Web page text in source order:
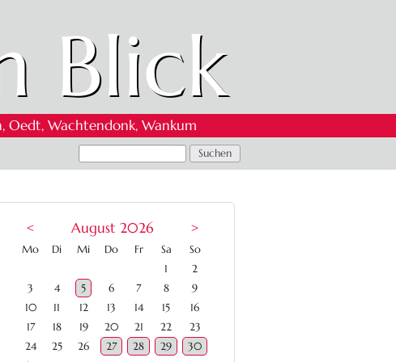
Blick
Oedt, Wachtendonk, Wankum
< August 2026 >
Montag
Dienstag
Mittwoch
Donnerstag
FreitagSamstag
Sonntag
1
2
3
4 5 6 7 8
9
10
11 12 13 14 15
16
17
18 19 20 21 22
23
24
25 26 27 28 29
30